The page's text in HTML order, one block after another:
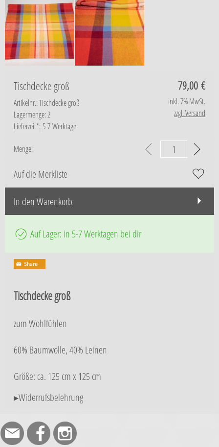
79,00 €
Tischdecke groß
Artikelnr.: Tischdecke groß
Lagermenge: 2
Lieferzeit*: 5-7 Werktage
inkl. 7% MwSt.
zzgl. Versand
Menge:
Auf die Merkliste
In den Warenkorb
Auf Lager: in 5-7 Werktagen bei dir
Tischdecke groß
zum Wohlfühlen
60% Baumwolle, 40% Leinen
Größe: ca. 125 cm x 125 cm
▸Widerrufsbelehrung